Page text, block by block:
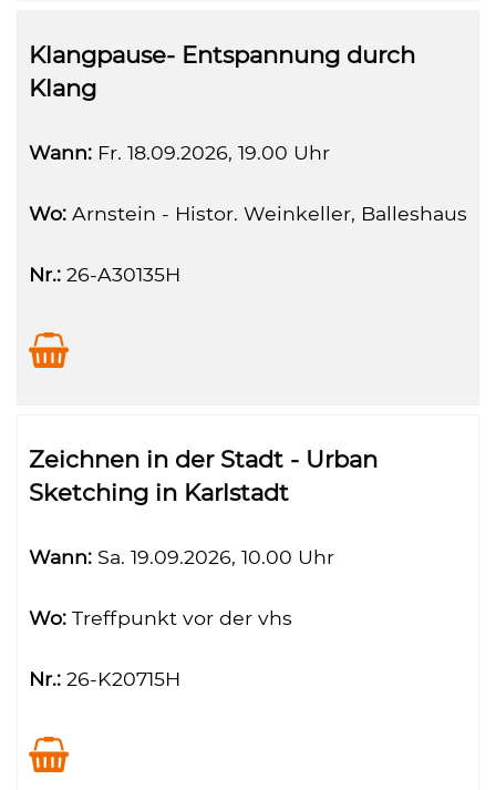
Klangpause- Entspannung durch
Klang
Wann: Fr. 18.09.2026, 19.00 Uhr
Wo: Arnstein - Histor. Weinkeller, Balleshaus
Nr.: 26-A30135H
Zeichnen in der Stadt - Urban
Sketching in Karlstadt
Wann: Sa. 19.09.2026, 10.00 Uhr
Wo: Treffpunkt vor der vhs
Nr.: 26-K20715H